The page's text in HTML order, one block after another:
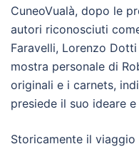
CuneoVualà, dopo le
autori riconosciuti
Faravelli, Lorenzo
mostra personale di
originali e i carnets,
presiede il suo ideare
Storicamente il viaggio